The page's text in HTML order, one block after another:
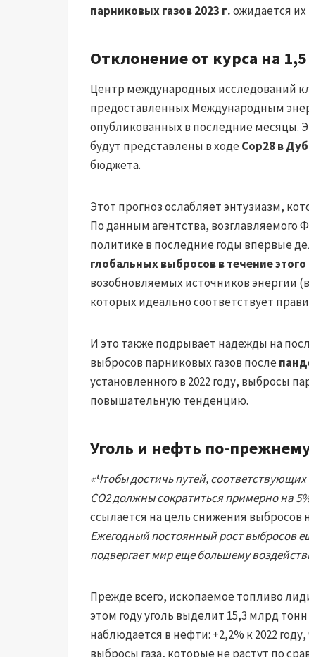
парниковых газов 2023 г.ожидается
Отклонение от курса на
Центр международных исследований
предоставленных Международным
опубликованных в последние месяцы.
будут представлены в ходе Cop28 в
бюджета.
Этот прогноз ослабляет энтузиазм,
По данным агентства,
политике в последние годы впервые
глобальных выбросов в течение
возобновляемых источников энергии
которых идеально соответствует
И это также подрывает надежды на
выбросов парниковых газов после
установленного в 2022 году, выбросы
повышательную тенденцию.
Уголь и нефть по-
«Чтобы достичь путей,
CO2 должны сократиться примерно на
ссылается на цель снижения выбросов
Ежегодный постоянный рост выбросов
подвергает мир еще большему
Прежде всего, ископаемое топливо
этом году уголь выделит 15,3 млрд
наблюдается в нефти: +2,2% к 2022
выбросы газа, которые не растут по